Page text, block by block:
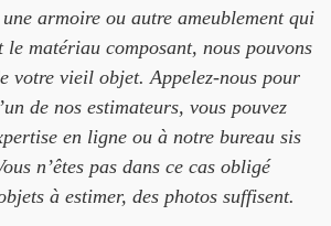
armoire ou autre ameublement qui
le matériau composant, nous pouvons
votre vieil objet. Appelez-nous pour
de nos estimateurs, vous pouvez
en ligne ou à notre bureau sis
n’êtes pas dans ce cas obligé
à estimer, des photos suffisent.